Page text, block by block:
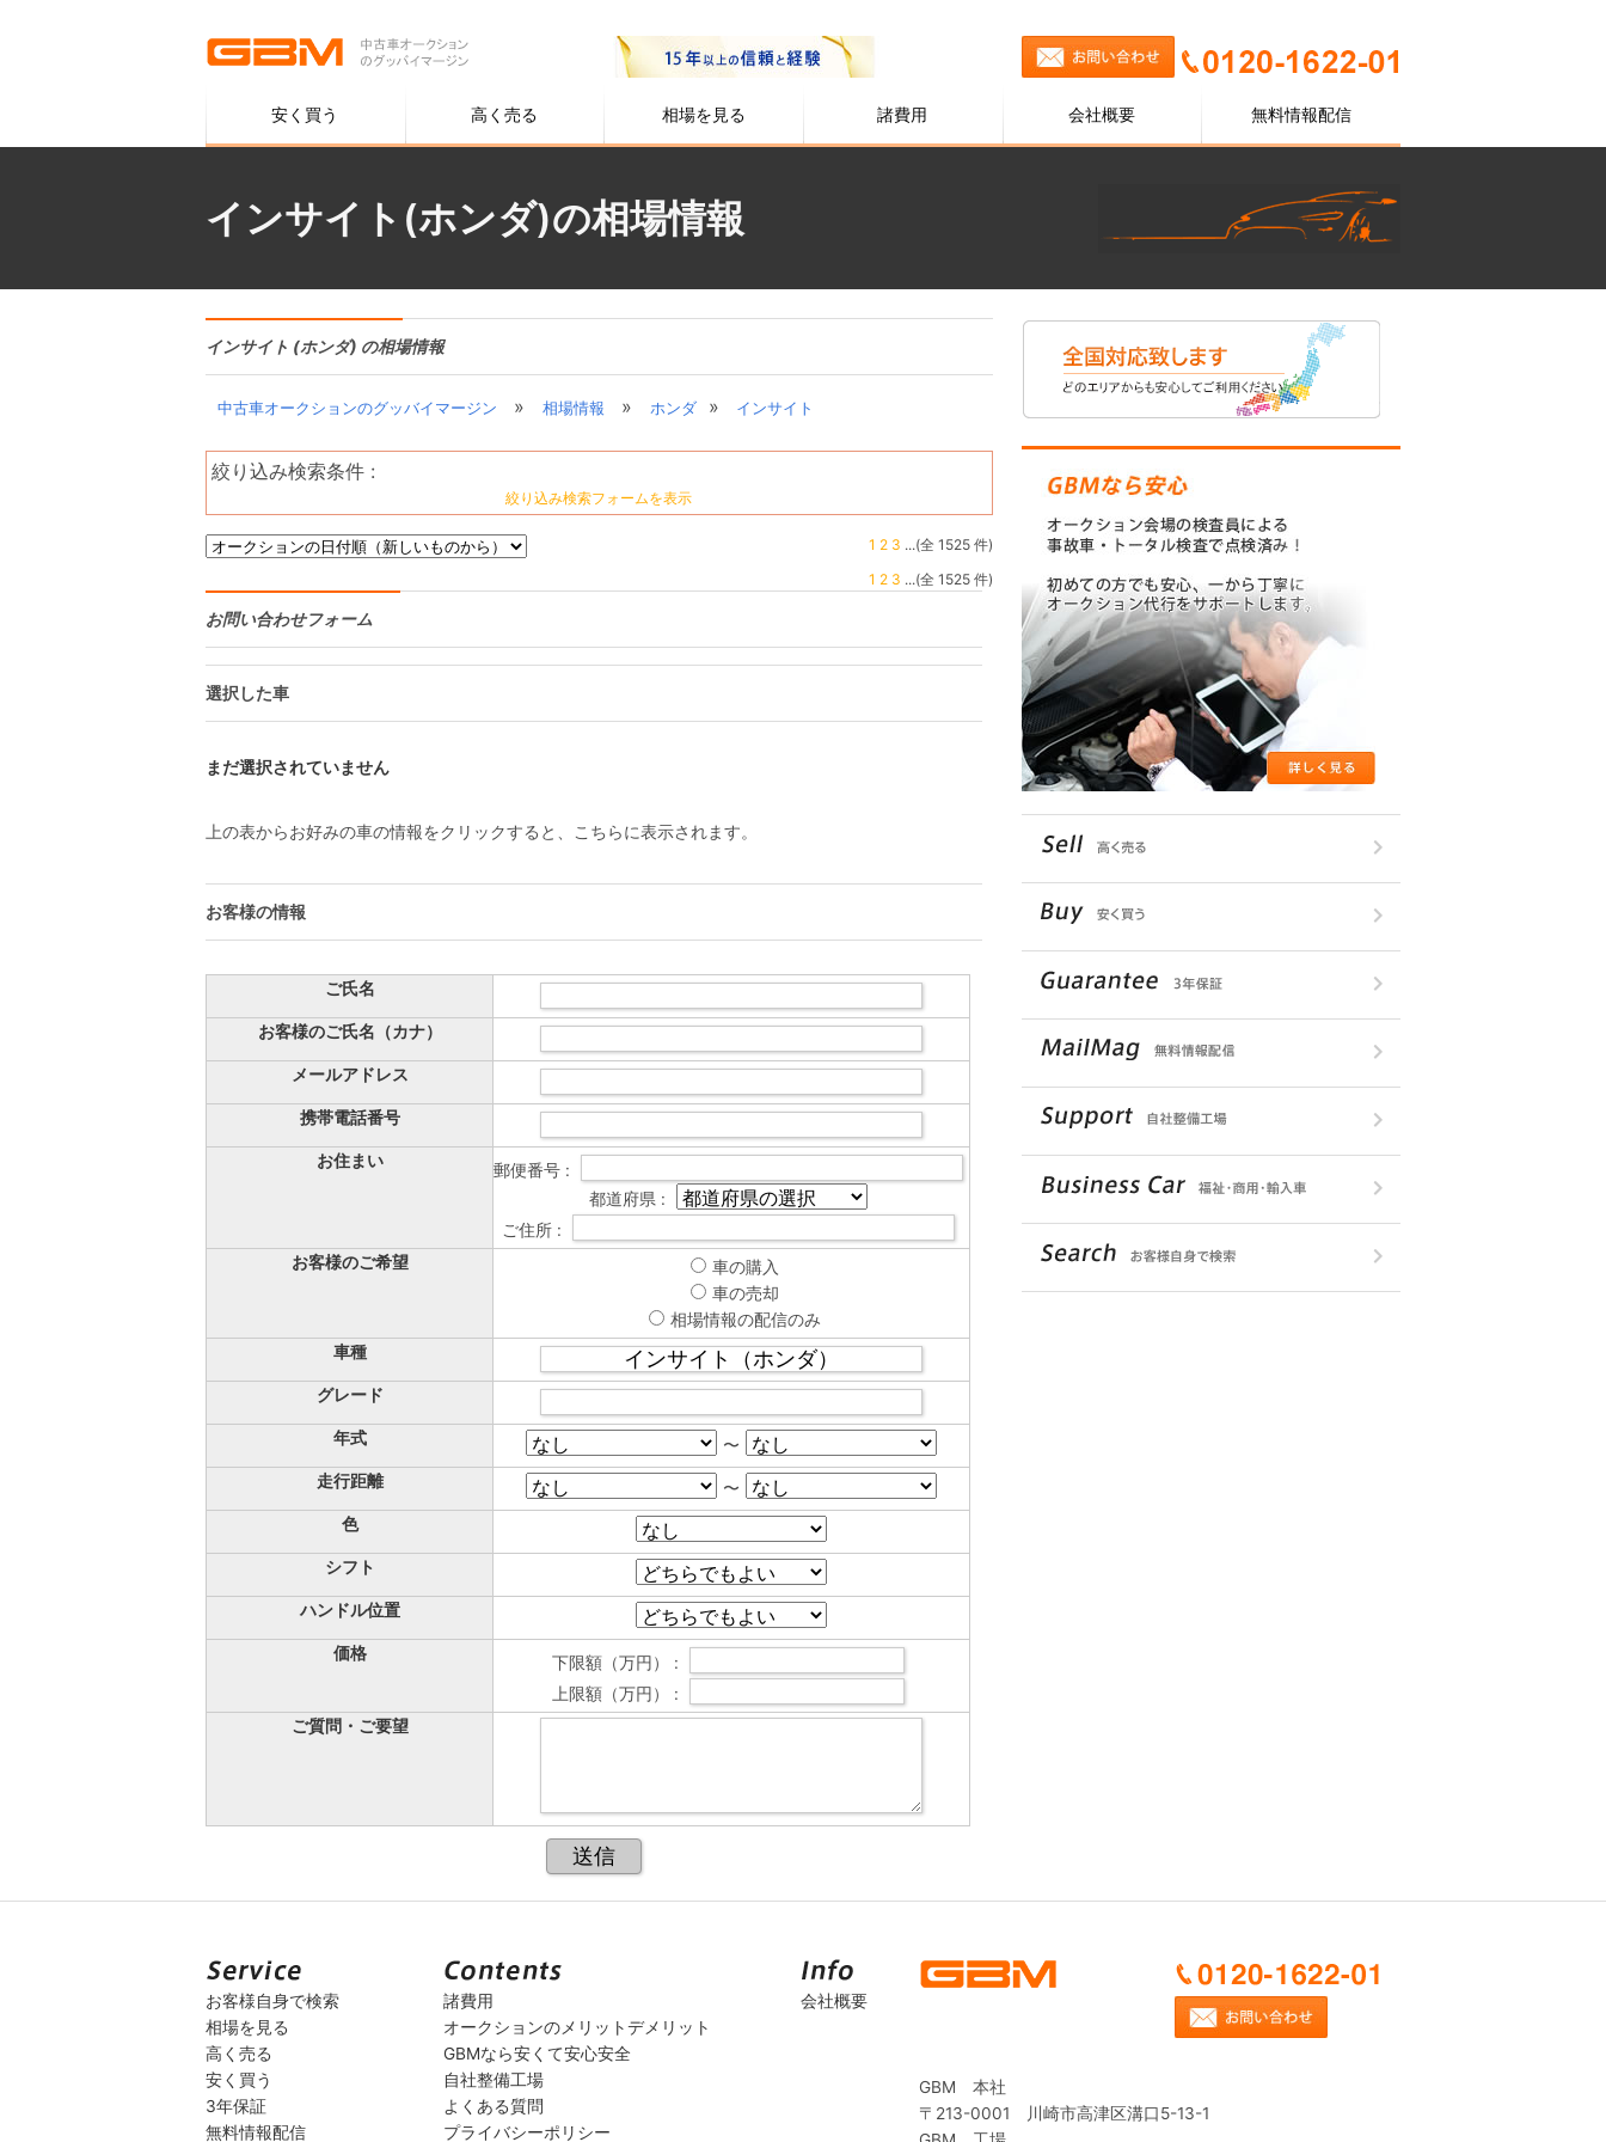
安く買う 高く売る 相場を見る 諸費用 会社概要 無料情報配信
インサイト(ホンダ)の相場情報
インサイト (ホンダ) の相場情報
中古車オークションのグッバイマージン » 相場情報 » ホンダ » インサイト
絞り込み検索条件 :
絞り込み検索フォームを表示
1 2 3 ...(全 1525 件)
1 2 3 ...(全 1525 件)
お問い合わせフォーム
選択した車
まだ選択されていません
上の表からお好みの車の情報をクリックすると、こちらに表示されます。
お客様の情報
ご氏名
お客様のご氏名（カナ）
メールアドレス
携帯電話番号
お住まい
郵便番号 :
都道府県 :
ご住所 :
お客様のご希望
車の購入
車の売却
相場情報の配信のみ
車種
グレード
年式
〜
走行距離
〜
色
シフト
ハンドル位置
価格
下限額（万円） :
上限額（万円） :
ご質問・ご要望
お客様自身で検索
相場を見る
高く売る
安く買う
3年保証
無料情報配信
諸費用
オークションのメリットデメリット
GBMなら安くて安心安全
自社整備工場
よくある質問
プライバシーポリシー
会社概要
GBM 本社
〒213-0001 川崎市高津区溝口5-13-1